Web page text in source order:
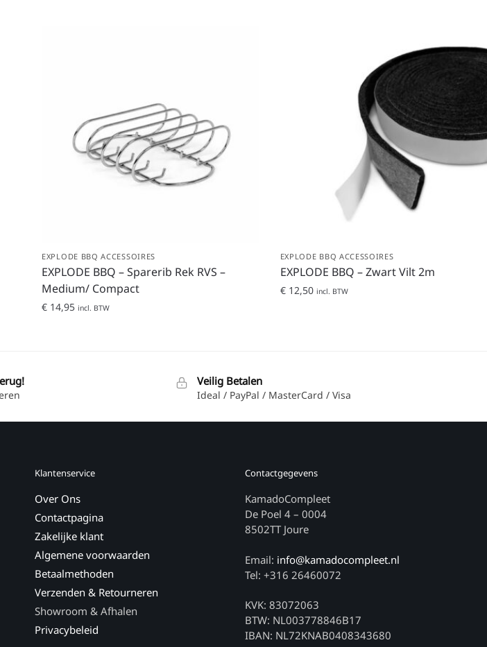
EXPLODE BBQ ACCESSOIRES
EXPLODE BBQ – Sparerib Rek RVS –
Medium/ Compact
€ 14,95 incl. BTW
EXPLODE BBQ ACCESSOIRES
EXPLODE BBQ – Zwart Vilt 2m
€12,50 incl. BTW
Veilig Betalen
Ideal / PayPal / MasterCard / Visa
Klantenservice
Over Ons
Contactpagina
Zakelijke klant
Algemene voorwaarden
Betaalmethoden
Verzenden & Retourneren
Showroom & Afhalen
Privacybeleid
Contactgegevens
KamadoCompleet
De Poel 4 – 0004
8502TT Joure
Email: info@kamadocompleet.nl
Tel: +316 26460072
KVK: 83072063
BTW: NL003778846B17
IBAN: NL72KNAB0408343680